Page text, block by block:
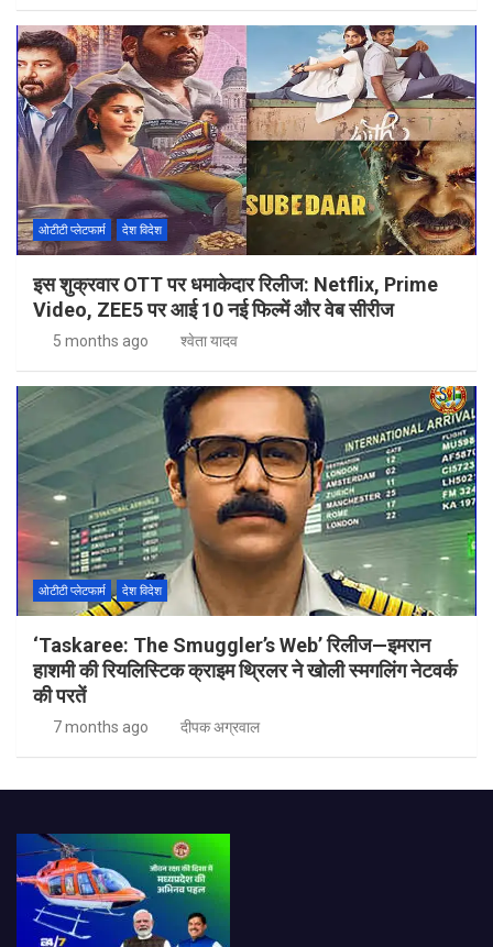
ओटीटी प्लेटफार्म देश विदेश
इस शुक्रवार OTT पर धमाकेदार रिलीज: Netflix, Prime
Video, ZEE5 पर आई 10 नई फिल्में और वेब सीरीज
5 months ago श्वेता यादव
ओटीटी प्लेटफार्म देश विदेश
‘Taskaree: The Smuggler’s Web’ रिलीज—इमरान
हाशमी की रियलिस्टिक क्राइम थ्रिलर ने खोली स्मगलिंग नेटवर्क
की परतें
7 months ago दीपक अग्रवाल